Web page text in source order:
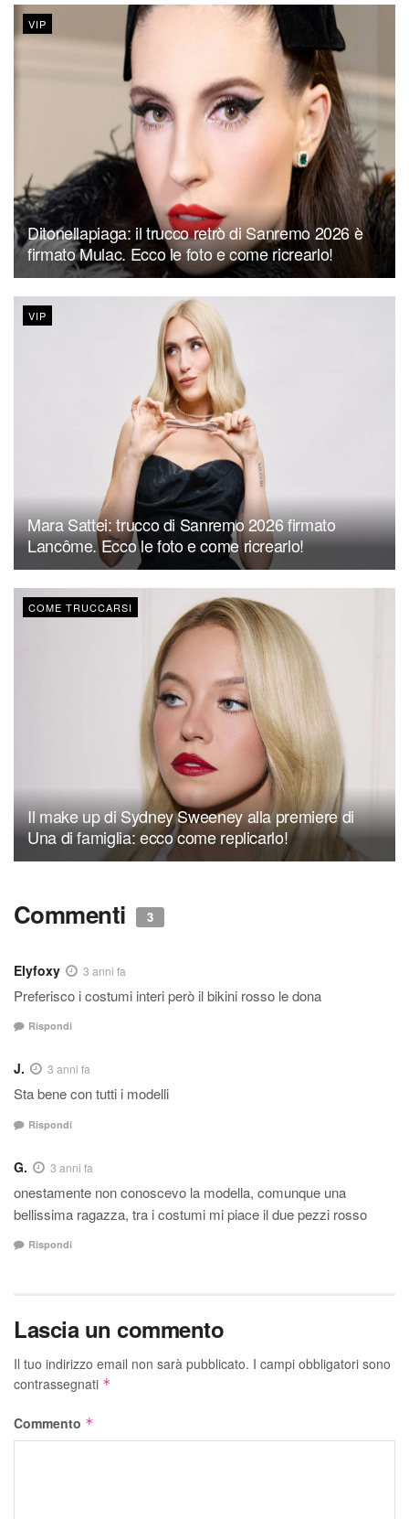
VIP
Ditonellapiaga: il trucco retrò di Sanremo 2026 è
firmato Mulac. Ecco le foto e come ricrearlo!
VIP
Mara Sattei: trucco di Sanremo 2026 firmato
Lancôme. Ecco le foto e come ricrearlo!
COME TRUCCARSI
Il make up di Sydney Sweeney alla premiere di
Una di famiglia: ecco come replicarlo!
Commenti 3
Elyfoxy 3 anni fa
Preferisco i costumi interi però il bikini rosso le dona
Rispondi
J. 3 anni fa
Sta bene con tutti i modelli
Rispondi
G. 3 anni fa
onestamente non conoscevo la modella, comunque una
bellissima ragazza, tra i costumi mi piace il due pezzi rosso
Rispondi
Lascia un commento
Il tuo indirizzo email non sarà pubblicato. I campi obbligatori sono
contrassegnati *
Commento *